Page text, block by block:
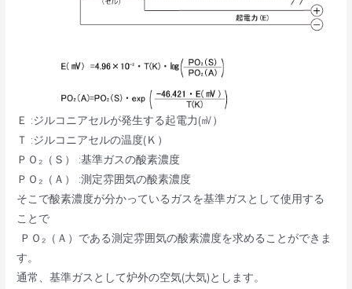
Ｅ :ジルコニアセルが発生する起電力(㎷）
Ｔ :ジルコニアセルの温度(Ｋ）
ＰＯ₂（Ｓ） :基準ガスの酸素濃度
ＰＯ₂（Ａ） :測定雰囲気の酸素濃度
そこで酸素濃度が分かっているガスを基準ガスとして使用する
ことで
ＰＯ₂（Ａ）である測定雰囲気の酸素濃度を求めることができま
す。
通常、基準ガスとして炉外の空気(大気)とします。